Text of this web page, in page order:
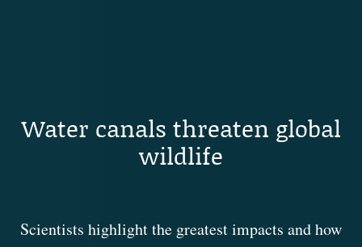
Water canals threaten global
wildlife
Scientists highlight the greatest impacts and how